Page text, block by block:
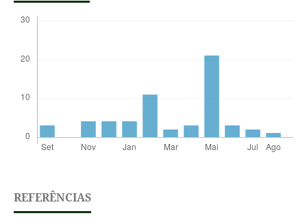
REFERÊNCIAS